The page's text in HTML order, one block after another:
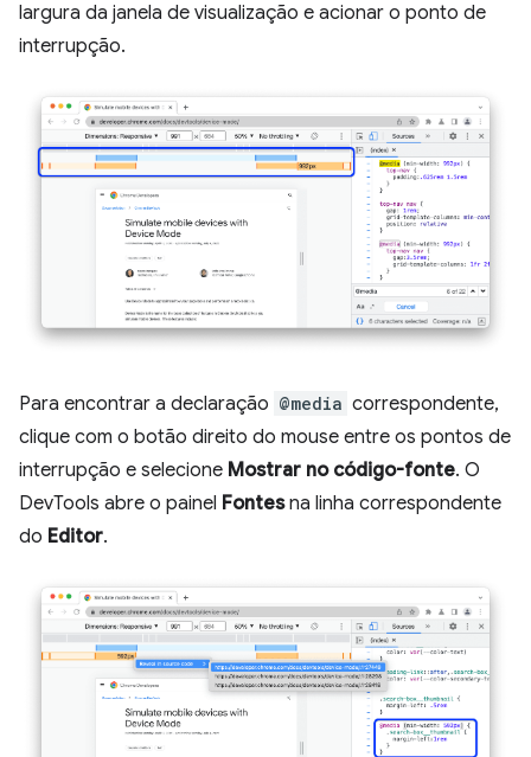
largura da janela de visualização e acionar o ponto de
interrupção.
Para encontrar a declaração @media correspondente,
clique com o botão direito do mouse entre os pontos de
interrupção e selecione Mostrar no código-fonte. O
DevTools abre o painel Fontesna linha correspondente
do Editor.